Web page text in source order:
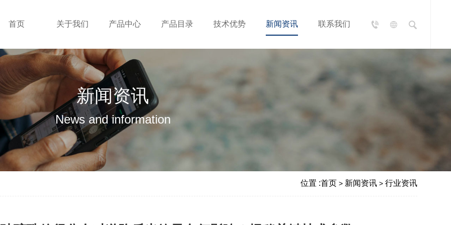
首页 关于我们 产品中心 产品目录 技术优势 新闻资讯 联系我们
新闻资讯
News and information
位置 :首页 > 新闻资讯> 行业资讯